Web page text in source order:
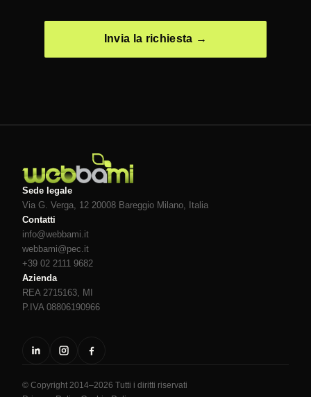
Sede legale
Via G. Verga, 12 20008 Bareggio Milano, Italia
Contatti
info@webbami.it
webbami@pec.it
+39 02 2111 9682
Azienda
REA 2715163, MI
P.IVA 08806190966
© Copyright 2014–2026 Tutti i diritti riservati